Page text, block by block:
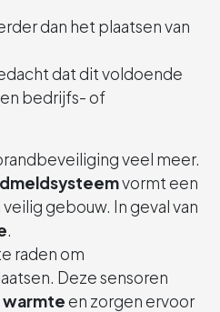
dan het plaatsen van
dat dit voldoende
bedrijfs- of
veel meer.
vormt een
gebouw. In geval van
.
raden om
Deze sensoren
warmte en zorgen ervoor